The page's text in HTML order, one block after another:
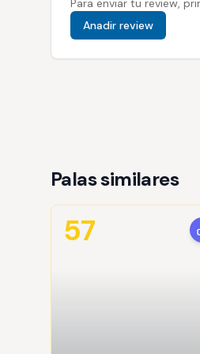
Para enviar tu review,
Anadir review
Palas similares
57